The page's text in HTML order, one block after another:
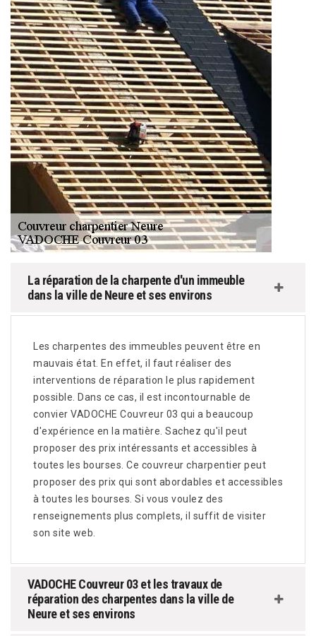
La réparation de la charpente d'un immeuble
dans la ville de Neure et ses environs
Les charpentes des immeubles peuvent être en
mauvais état. En effet, il faut réaliser des
interventions de réparation le plus rapidement
possible. Dans ce cas, il est incontournable de
convier VADOCHE Couvreur 03 qui a beaucoup
d'expérience en la matière. Sachez qu'il peut
proposer des prix intéressants et accessibles à
toutes les bourses. Ce couvreur charpentier peut
proposer des prix qui sont abordables et accessibles
à toutes les bourses. Si vous voulez des
renseignements plus complets, il suffit de visiter
son site web.
VADOCHE Couvreur 03 et les travaux de
réparation des charpentes dans la ville de
Neure et ses environs